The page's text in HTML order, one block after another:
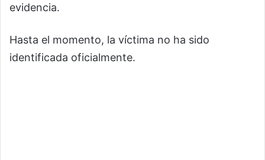
evidencia.
Hasta el momento, la víctima no ha sido
identificada oficialmente.